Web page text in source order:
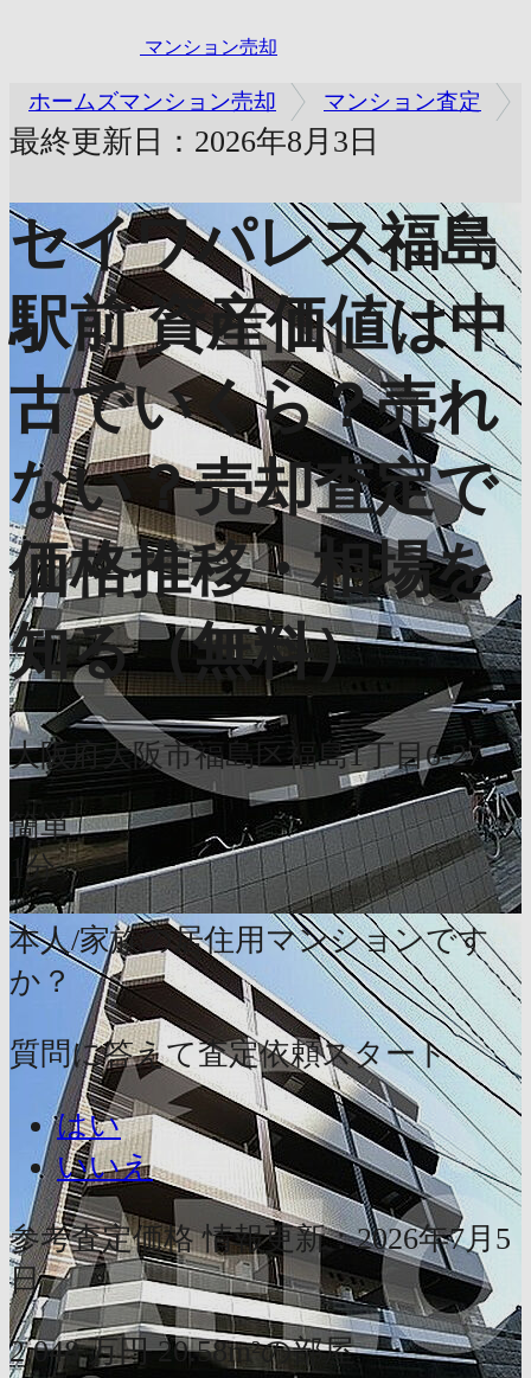
マンション売却
ホームズマンション売却 マンション査定
最終更新日：2026年8月3日
セイワパレス福島
駅前 資産価値は中
古でいくら？売れ
ない？売却査定で
価格推移・相場を
知る（無料）
大阪府大阪市福島区福島1丁目6-27
簡単
1分
本人/家族の居住用マンションです
か？
質問に答えて査定依頼スタート
はい
いいえ
参考査定価格 情報更新：2026年7月5
日
2,048 万円 20.58m²の部屋